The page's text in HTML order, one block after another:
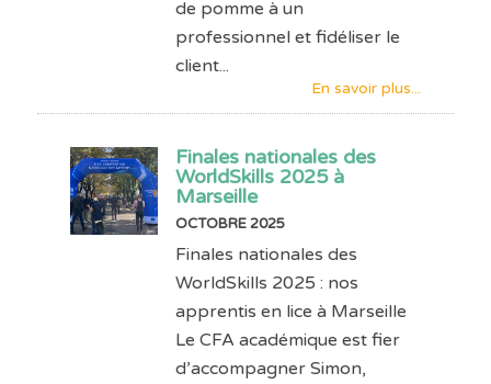
de pomme à un
professionnel et fidéliser le
client...
En savoir plus...
Finales nationales des
WorldSkills 2025 à
Marseille
OCTOBRE 2025
Finales nationales des
WorldSkills 2025 : nos
apprentis en lice à Marseille
Le CFA académique est fier
d’accompagner Simon,